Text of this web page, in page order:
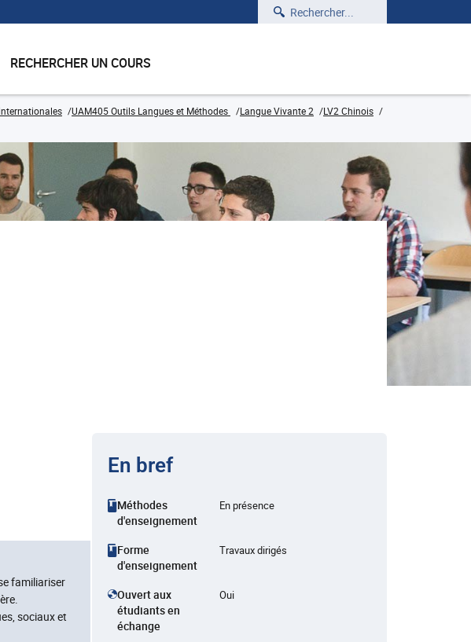
Rechercher
RECHERCHER UN COURS
UAM405 Outils Langues et Méthodes Langue Vivante 2
LV2 Chinois
familiariser
sociaux et
En bref
Méthodes
d'enseignement
En présence
Forme
d'enseignement
Travaux dirigés
Ouvert aux
étudiants en
échange
Oui